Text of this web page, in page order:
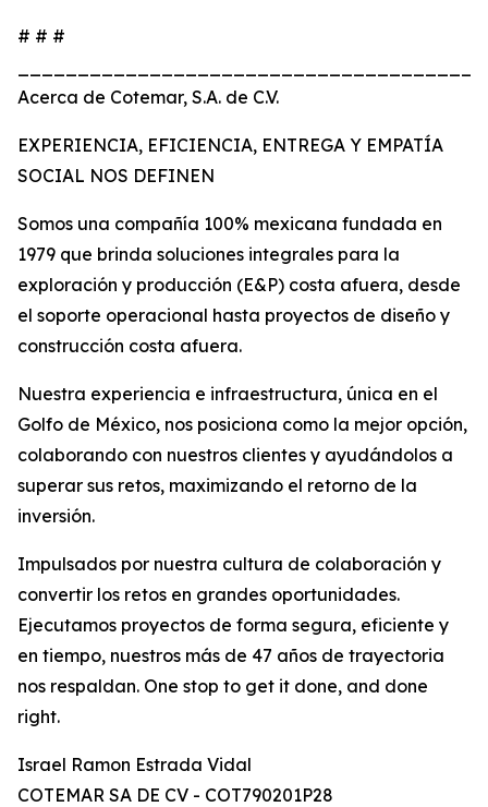
# # #
Acerca de Cotemar, S.A. de C.V.
EXPERIENCIA, EFICIENCIA, ENTREGA Y EMPATÍA
SOCIAL NOS DEFINEN
Somos una compañía 100% mexicana fundada en
1979 que brinda soluciones integrales para la
exploración y producción (E&P) costa afuera, desde
el soporte operacional hasta proyectos de diseño y
construcción costa afuera.
Nuestra experiencia e infraestructura, única en el
Golfo de México, nos posiciona como la mejor opción,
colaborando con nuestros clientes y ayudándolos a
superar sus retos, maximizando el retorno de la
inversión.
Impulsados por nuestra cultura de colaboración y
convertir los retos en grandes oportunidades.
Ejecutamos proyectos de forma segura, eficiente y
en tiempo, nuestros más de 47 años de trayectoria
nos respaldan. One stop to get it done, and done
right.
Israel Ramon Estrada Vidal
COTEMAR SA DE CV - COT790201P28